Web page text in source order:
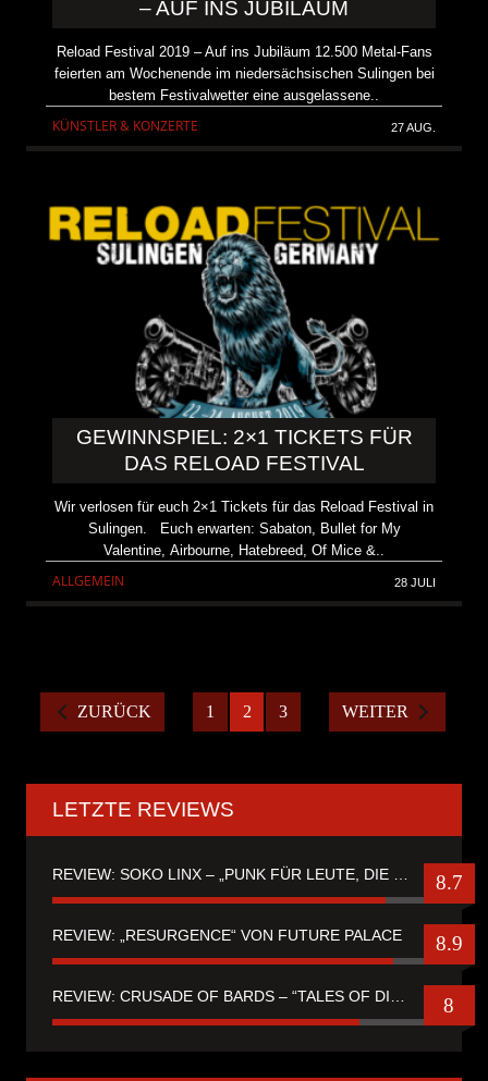
– AUF INS JUBILÄUM
Reload Festival 2019 – Auf ins Jubiläum 12.500 Metal-Fans
feierten am Wochenende im niedersächsischen Sulingen bei
bestem Festivalwetter eine ausgelassene..
KÜNSTLER & KONZERTE 27 AUG.
GEWINNSPIEL: 2×1 TICKETS FÜR
DAS RELOAD FESTIVAL
Wir verlosen für euch 2×1 Tickets für das Reload Festival in
Sulingen. Euch erwarten: Sabaton, Bullet for My
Valentine, Airbourne, Hatebreed, Of Mice &..
ALLGEMEIN 28 JULI
ZURÜCK 1 2 3 WEITER
LETZTE REVIEWS
8.7
REVIEW: „RESURGENCE“ VON FUTURE PALACE 8.9
8